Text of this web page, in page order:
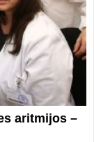
aritmijos –